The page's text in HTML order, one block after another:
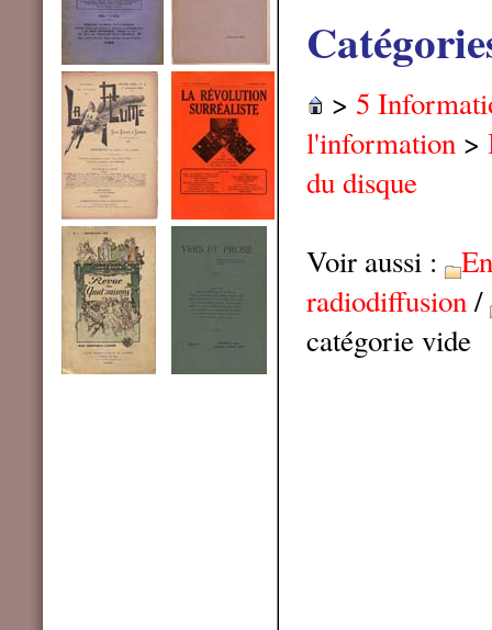
> 5
l'information >
du disque
Voir aussi :
radiodiffusion/
catégorie vide